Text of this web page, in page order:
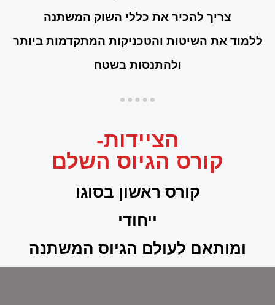
צריך להכיר את כללי השוק המשתנה
ללמוד את השיטות והטכניקות המתקדמות ביותר
ולהתנסות בשטח
הציידות-
קורס הגיוס השלם
קורס ראשון בסוגו
ייחודי
ומותאם לעולם הגיוס המשתנה